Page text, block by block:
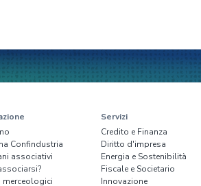
Confindustria
associativi
merceologici
Servizi
Credito e Finanza
Diritto d'impresa
Energia e Sostenibilità
Fiscale e Societario
Innovazione